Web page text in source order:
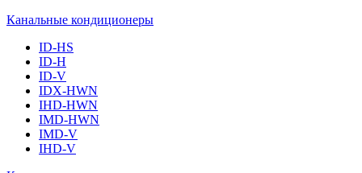
Канальные кондиционеры
ID-HS
ID-H
ID-V
IDX-HWN
IHD-HWN
IMD-HWN
IMD-V
IHD-V